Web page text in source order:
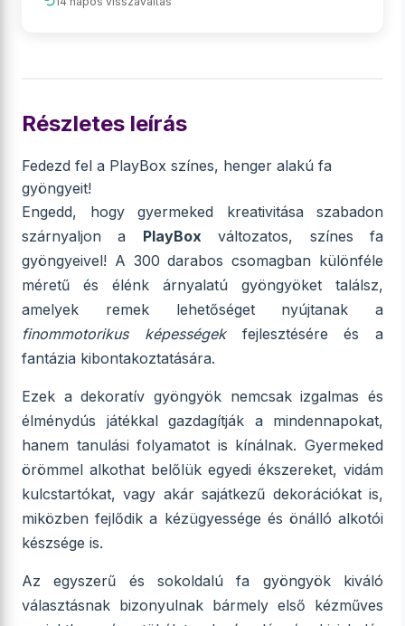
Részletes leírás
Fedezd fel a PlayBox színes, henger alakú fa
gyöngyeit!
Engedd, hogy gyermeked kreativitása szabadon
szárnyaljon a PlayBoxváltozatos, színes fa
gyöngyeivel! A 300 darabos csomagban különféle
méretű és élénk árnyalatú gyöngyöket találsz,
amelyek remek lehetőséget nyújtanak a
finommotorikus képességekfejlesztésére és a
fantázia kibontakoztatására.
Ezek a dekoratív gyöngyök nemcsak izgalmas és
élménydús játékkal gazdagítják a mindennapokat,
hanem tanulási folyamatot is kínálnak. Gyermeked
örömmel alkothat belőlük egyedi ékszereket, vidám
kulcstartókat, vagy akár sajátkezű dekorációkat is,
miközben fejlődik a kézügyessége és önálló alkotói
készsége is.
Az egyszerű és sokoldalú fa gyöngyök kiváló
választásnak bizonyulnak bármely első kézműves